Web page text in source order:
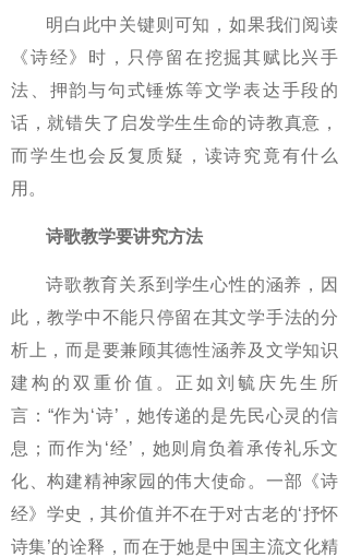
明白此中关键则可知，如果我们阅读
《诗经》时，只停留在挖掘其赋比兴手
法、押韵与句式锤炼等文学表达手段的
话，就错失了启发学生生命的诗教真意，
而学生也会反复质疑，读诗究竟有什么
用。
诗歌教学要讲究方法
诗歌教育关系到学生心性的涵养，因
此，教学中不能只停留在其文学手法的分
析上，而是要兼顾其德性涵养及文学知识
建构的双重价值。正如刘毓庆先生所
言：“作为‘诗’，她传递的是先民心灵的信
息；而作为‘经’，她则肩负着承传礼乐文
化、构建精神家园的伟大使命。一部《诗
经》学史，其价值并不在于对古老的‘抒怀
诗集’的诠释，而在于她是中国主流文化精